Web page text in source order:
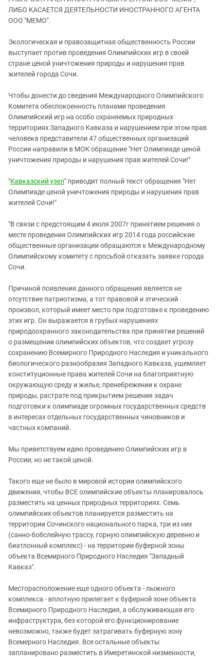
ЗАСТАВЛЯЕТ
ПРЕСЛЕДОВАНИЕ АКТИВИСТОВ
МОБИЛИЗАЦИЯ И ПРОТЕСТЫ
Дагестан
Ингушетия
Калмыкия
Карачаево-Черкесия
Нагорный Карабах
Российская Федерация
Ростовская область
Северная Осетия - Алания
СКФО
Чечня
Южная Осетия
ЮФО
ЛИБО КАСАЕТСЯ ДЕЯТЕЛЬНОСТИ ИНОСТРАННОГО АГЕНТА
ООО "МЕМО".
Экологическая и правозащитная общественность России
выступает против проведения Олимпийских игр в своей
стране ценой уничтожения природы и нарушения прав
жителей города Сочи.
Чтобы донести до сведения Международного Олимпийского
Комитета обеспокоенность планами проведения
Олимпийский игр на особо охраняемых природных
территориях Западного Кавказа и нарушением при этом прав
человека представители 47 общественных организаций
России направили в МОК обращение "Нет Олимпиаде ценой
уничтожения природы и нарушения прав жителей Сочи!"
"Кавказский узел" приводит полный текст обращения "Нет
Олимпиаде ценой уничтожения природы и нарушения прав
жителей Сочи!"
"В связи с предстоящим 4 июля 2007г принятием решения о
месте проведения Олимпийских игр 2014 года российские
общественные организации обращаются к Международному
Олимпийскому комитету с просьбой отказать заявке города
Сочи.
Причиной появления данного обращения является не
отсутствие патриотизма, а тот правовой и этический
произвол, который имеет место при подготовке к проведению
этих игр. Он выражается в грубых нарушениях
природоохранного законодательства при принятии решений
о размещении олимпийских объектов, что создает угрозу
сохранению Всемирного Природного Наследия и уникального
биологического разнообразия Западного Кавказа, ущемляет
конституционные права жителей Сочи на благоприятную
окружающую среду и жилье, пренебрежении к охране
природы, растрате под прикрытием решения задач
подготовки к олимпиаде огромных государственных средств
в интересах отдельных государственных чиновников и
частных компаний.
Мы приветствуем идею проведению Олимпийских игр в
России, но не такой ценой.
Такого еще не было в мировой истории олимпийского
движения, чтобы ВСЕ олимпийские объекты планировалось
разместить на ценных природных территориях. Семь
олимпийских объектов планируется разместить на
территории Сочинского национального парка, три из них
(санно-бобслейную трассу, горную олимпийскую деревню и
биатлонный комплекс) - на территории буферной зоны
объекта Всемирного Природного Наследия "Западный
Кавказ".
Месторасположение еще одного объекта - лыжного
комплекса - вплотную прилегает к буферной зоне объекта
Всемирного Природного Наследия, а обслуживающая его
инфраструктура, без которой его функционирование
невозможно, также будет затрагивать буферную зону
Всемерного Наследия. Все остальные объекты
запланировано разместить в Имеретинской низменности,